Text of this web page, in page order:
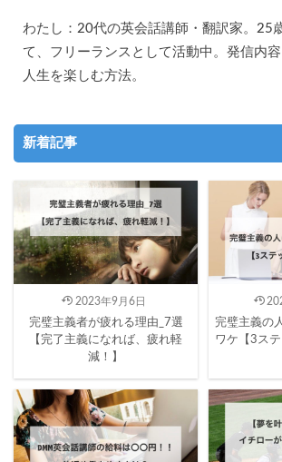
わたし：20代の英会話講師・翻訳家。25
て、フリーランスとして活動中。発信内容
人生を楽しむ方法。
新着記事
2023年9月6日
完璧主義者が疲れる理由_7選
【完了主義になれば、疲れ軽
減！】
完璧主義の
ワケ【3ステ